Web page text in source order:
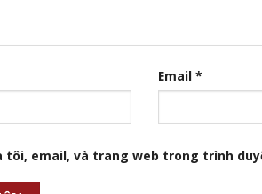
Email *
tôi, email, và trang web trong trình